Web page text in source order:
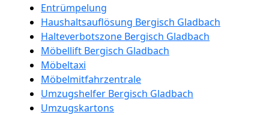
Entrümpelung
Haushaltsauflösung Bergisch Gladbach
Halteverbotszone Bergisch Gladbach
Möbellift Bergisch Gladbach
Möbeltaxi
Möbelmitfahrzentrale
Umzugshelfer Bergisch Gladbach
Umzugskartons